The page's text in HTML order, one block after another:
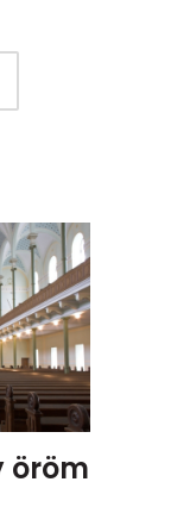
öröm